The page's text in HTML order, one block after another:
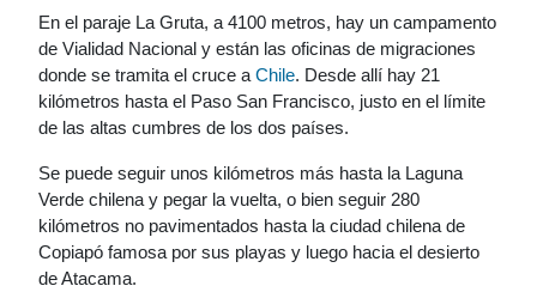
En el paraje La Gruta, a 4100 metros, hay un campamento
de Vialidad Nacional y están las oficinas de migraciones
donde se tramita el cruce a Chile. Desde allí hay 21
kilómetros hasta el Paso San Francisco, justo en el límite
de las altas cumbres de los dos países.
Se puede seguir unos kilómetros más hasta la Laguna
Verde chilena y pegar la vuelta, o bien seguir 280
kilómetros no pavimentados hasta la ciudad chilena de
Copiapó famosa por sus playas y luego hacia el desierto
de Atacama.